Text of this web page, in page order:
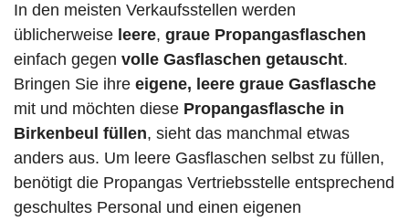
In den meisten Verkaufsstellen werden
üblicherweise leere, graue Propangasflaschen
einfach gegen volle Gasflaschen getauscht.
Bringen Sie ihre eigene, leere graue Gasflasche
mit und möchten diese Propangasflasche in
Birkenbeul füllen, sieht das manchmal etwas
anders aus. Um leere Gasflaschen selbst zu füllen,
benötigt die Propangas Vertriebsstelle entsprechend
geschultes Personal und einen eigenen